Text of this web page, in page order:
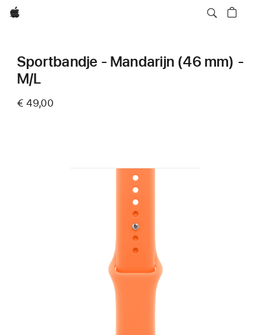
Apple
Sportbandje - Mandarijn (46 mm) -
M/L
€ 49,00